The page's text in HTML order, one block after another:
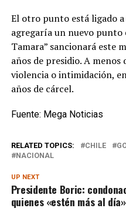
El otro punto está ligado a
agregaría un nuevo punto
Tamara” sancionará este
años de presidio. A
violencia o intimidación,
años de cárcel.
Fuente: Mega Noticias
RELATED TOPICS: CHILE
NACIONAL
UP NEXT
Presidente Boric:
quienes «estén más al día»